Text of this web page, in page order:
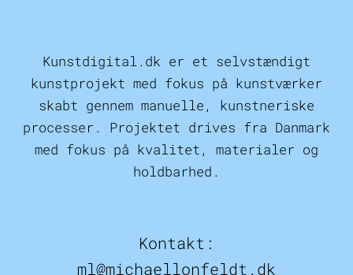
Kunstdigital.dk er et selvstændigt
kunstprojekt med fokus på kunstværker
skabt gennem manuelle, kunstneriske
processer. Projektet drives fra Danmark
med fokus på kvalitet, materialer og
holdbarhed.
Kontakt:
ml@michaellonfeldt.dk